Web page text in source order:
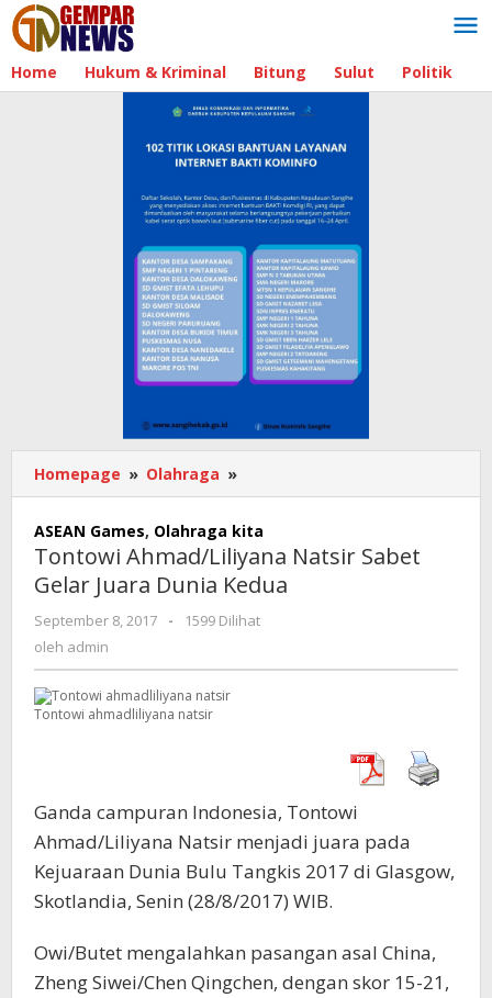
Lewati
ke
konten
Home Hukum & Kriminal Bitung Sulut Politik
Homepage » Olahraga »
Ahmad/Liliyana
Sabet
Gelar
Juara
Dunia
ASEAN Games, Olahraga kita
Tontowi Ahmad/Liliyana Natsir Sabet
Gelar Juara Dunia Kedua
September 8, 2017
oleh
-
1599 Dilihat
oleh admin
Tontowi ahmadliliyana natsir
Ganda campuran Indonesia, Tontowi
Ahmad/Liliyana Natsir menjadi juara pada
Kejuaraan Dunia Bulu Tangkis 2017 di Glasgow,
Skotlandia, Senin (28/8/2017) WIB.
Owi/Butet mengalahkan pasangan asal China,
Zheng Siwei/Chen Qingchen, dengan skor 15-21,